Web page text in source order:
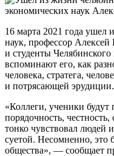
16 марта 2021 года ушел
наук, профессор
и студенты Челябинского
вспоминают его, как
человека, стратега,
и потрясающей эрудиции.
«Коллеги, ученики
порядочность,
тонко чувствовал людей
суетой. Несомненно, это
общества», — сообщает